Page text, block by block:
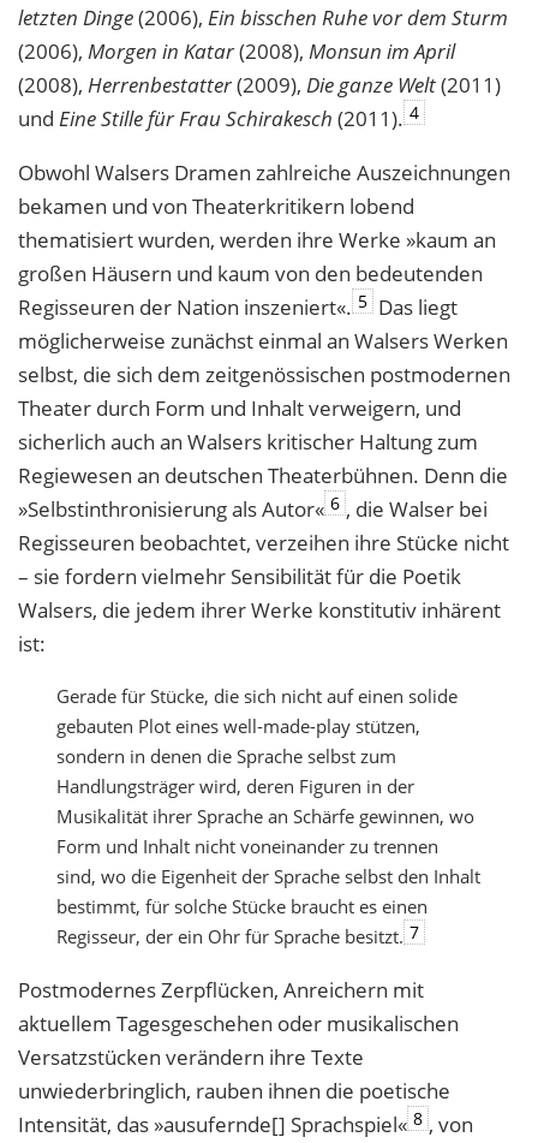
letzten Dinge(2006), Ein bisschen Ruhe vor dem Sturm
(2006), Morgen in Katar(2008), Monsun im April
(2008), Herrenbestatter(2009), Die ganze Welt(2011)
und Eine Stille für Frau Schirakesch (2011). 4
Obwohl Walsers Dramen zahlreiche Auszeichnungen
bekamen und von Theaterkritikern lobend
thematisiert wurden, werden ihre Werke »kaum an
großen Häusern und kaum von den bedeutenden
Regisseuren der Nation inszeniert«. 5 Das liegt
möglicherweise zunächst einmal an Walsers Werken
selbst, die sich dem zeitgenössischen postmodernen
Theater durch Form und Inhalt verweigern, und
sicherlich auch an Walsers kritischer Haltung zum
Regiewesen an deutschen Theaterbühnen. Denn die
»Selbstinthronisierung als Autor« 6 , die Walser bei
Regisseuren beobachtet, verzeihen ihre Stücke nicht
– sie fordern vielmehr Sensibilität für die Poetik
Walsers, die jedem ihrer Werke konstitutiv inhärent
ist:
Gerade für Stücke, die sich nicht auf einen solide
gebauten Plot eines well-made-play stützen,
sondern in denen die Sprache selbst zum
Handlungsträger wird, deren Figuren in der
Musikalität ihrer Sprache an Schärfe gewinnen, wo
Form und Inhalt nicht voneinander zu trennen
sind, wo die Eigenheit der Sprache selbst den Inhalt
bestimmt, für solche Stücke braucht es einen
Regisseur, der ein Ohr für Sprache besitzt. 7
Postmodernes Zerpflücken, Anreichern mit
aktuellem Tagesgeschehen oder musikalischen
Versatzstücken verändern ihre Texte
unwiederbringlich, rauben ihnen die poetische
Intensität, das »ausufernde[] Sprachspiel« 8 , von